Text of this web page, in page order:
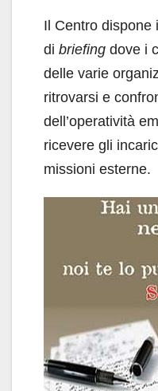
Il Centro dispone
di briefing dove i
delle varie
ritrovarsi e
dell’operatività
ricevere gli
missioni esterne.